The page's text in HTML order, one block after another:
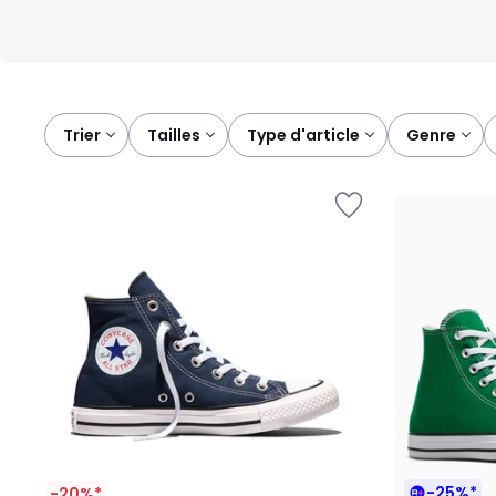
Trier
tailles type d'article genre